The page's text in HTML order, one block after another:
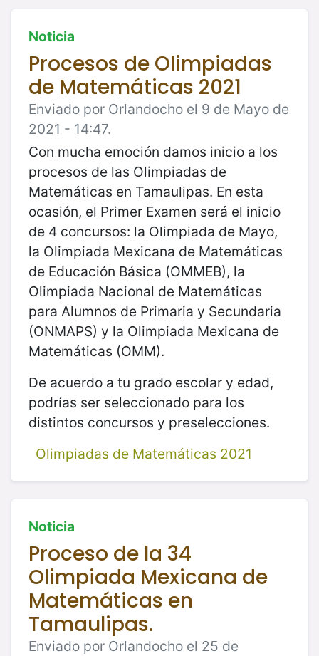
Noticia
Procesos de Olimpiadas
de Matemáticas 2021
Enviado por Orlandocho el 9 de Mayo de
2021 - 14:47.
Con mucha emoción damos inicio a los
procesos de las Olimpiadas de
Matemáticas en Tamaulipas. En esta
ocasión, el Primer Examen será el inicio
de 4 concursos: la Olimpiada de Mayo,
la Olimpiada Mexicana de Matemáticas
de Educación Básica (OMMEB), la
Olimpiada Nacional de Matemáticas
para Alumnos de Primaria y Secundaria
(ONMAPS) y la Olimpiada Mexicana de
Matemáticas (OMM).
De acuerdo a tu grado escolar y edad,
podrías ser seleccionado para los
distintos concursos y preselecciones.
Olimpiadas de Matemáticas 2021
Noticia
Proceso de la 34
Olimpiada Mexicana de
Matemáticas en
Tamaulipas.
Enviado por Orlandocho el 25 de